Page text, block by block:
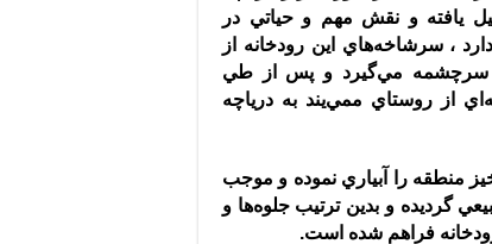
يافته و نقش مهم و حياتي در
، سرشاخه‌هاي اين رودخانه از
سرچشمه مي‌گيرد و پس از طي
از روستاي ممي‌يند به درياچه
منطقه را آبياري نموده و موجب
گرديده و بدين ترتيب جلوه‌ها و
فراهم شده است.